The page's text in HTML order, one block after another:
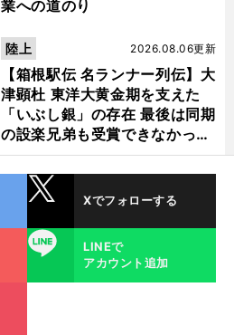
業への道のり
【箱根駅伝 名ランナー列伝】大
津顕杜 東洋大黄金期を支えた
「いぶし銀」の存在 最後は同期
の設楽兄弟も受賞できなかった
金栗杯に輝く
2026.08.06更新
陸上
Xでフォローする
LINE
LINEで
アカウント追加